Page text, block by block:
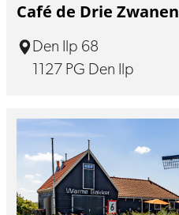
Café de Drie Zwanen
Den Ilp 68
1127 PG Den Ilp